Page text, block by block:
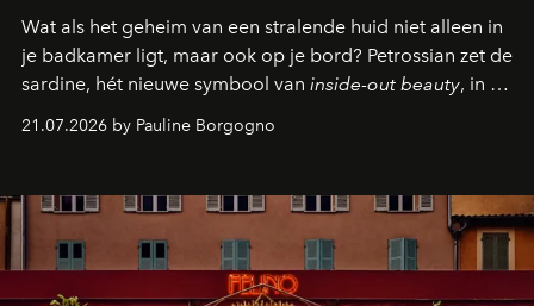
Wat als het geheim van een stralende huid niet alleen in
je badkamer ligt, maar ook op je bord? Petrossian zet de
sardine, hét nieuwe symbool van inside-out beauty, in de
21.07.2026 by Pauline Borgogno